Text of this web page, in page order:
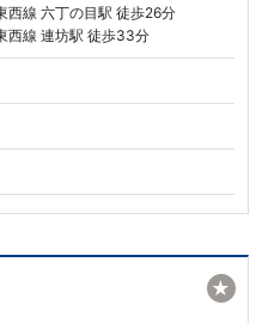
西線 六丁の目駅 徒歩26分
西線 連坊駅 徒歩33分
★